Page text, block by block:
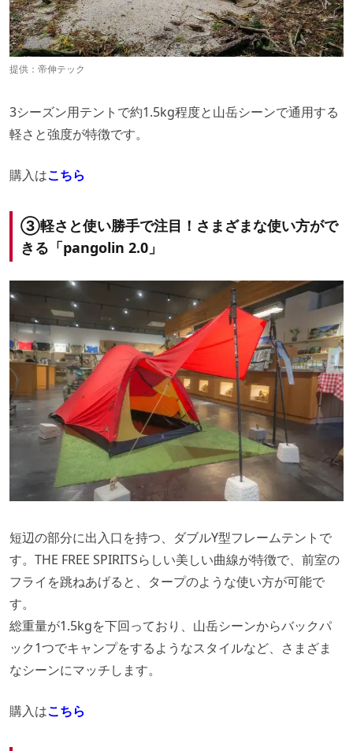
提供：帝伸テック
3シーズン用テントで約1.5kg程度と山岳シーンで通用する
軽さと強度が特徴です。
購入はこちら
③軽さと使い勝手で注目！さまざまな使い方がで
きる「pangolin 2.0」
短辺の部分に出入口を持つ、ダブルY型フレームテントで
す。THE FREE SPIRITSらしい美しい曲線が特徴で、前室の
フライを跳ねあげると、タープのような使い方が可能で
す。
総重量が1.5kgを下回っており、山岳シーンからバックパ
ック1つでキャンプをするようなスタイルなど、さまざま
なシーンにマッチします。
購入はこちら